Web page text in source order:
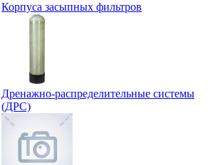
Корпуса засыпных фильтров
Дренажно-распределительные системы
(ДРС)